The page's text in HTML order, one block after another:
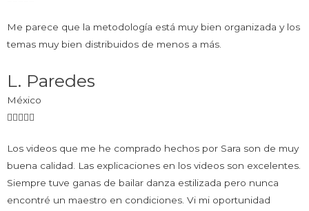
Me parece que la metodología está muy bien organizada y los
temas muy bien distribuidos de menos a más.
L. Paredes
México
Los videos que me he comprado hechos por Sara son de muy
buena calidad. Las explicaciones en los videos son excelentes.
Siempre tuve ganas de bailar danza estilizada pero nunca
encontré un maestro en condiciones. Vi mi oportunidad